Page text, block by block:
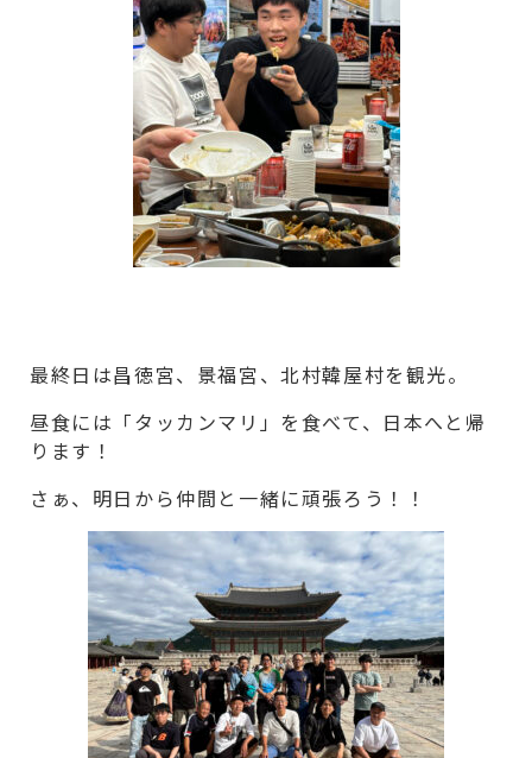
最終日は昌徳宮、景福宮、北村韓屋村を観光。
昼食には「タッカンマリ」を食べて、日本へと帰
ります！
さぁ、明日から仲間と一緒に頑張ろう！！